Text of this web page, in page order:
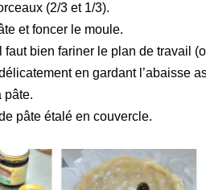
(2/3 et 1/3).
et foncer le moule.
faut bien fariner le plan de travail
en gardant l’abaisse
pâte.
pâte étalé en couvercle.